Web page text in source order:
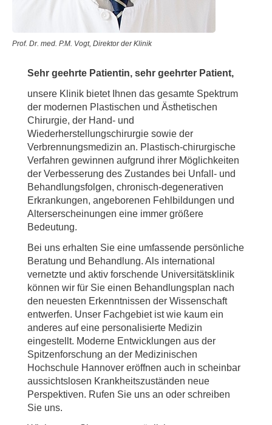
Prof. Dr. med. P.M. Vogt, Direktor der Klinik
Sehr geehrte Patientin, sehr geehrter Patient,
unsere Klinik bietet Ihnen das gesamte Spektrum
der modernen Plastischen und Ästhetischen
Chirurgie, der Hand- und
Wiederherstellungschirurgie sowie der
Verbrennungsmedizin an. Plastisch-chirurgische
Verfahren gewinnen aufgrund ihrer Möglichkeiten
der Verbesserung des Zustandes bei Unfall- und
Behandlungsfolgen, chronisch-degenerativen
Erkrankungen, angeborenen Fehlbildungen und
Alterserscheinungen eine immer größere
Bedeutung.
Bei uns erhalten Sie eine umfassende persönliche
Beratung und Behandlung. Als international
vernetzte und aktiv forschende Universitätsklinik
können wir für Sie einen Behandlungsplan nach
den neuesten Erkenntnissen der Wissenschaft
entwerfen. Unser Fachgebiet ist wie kaum ein
anderes auf eine personalisierte Medizin
eingestellt. Moderne Entwicklungen aus der
Spitzenforschung an der Medizinischen
Hochschule Hannover eröffnen auch in scheinbar
aussichtslosen Krankheitszuständen neue
Perspektiven. Rufen Sie uns an oder schreiben
Sie uns.